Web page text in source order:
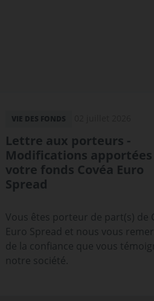
VIE DES FONDS
Lettre aux porteurs -
Modifications
votre fonds Covéa Euro
Spread
Vous êtes porteur de part(s) de
Euro Spread et nous vous
de la confiance que vous
notre société.